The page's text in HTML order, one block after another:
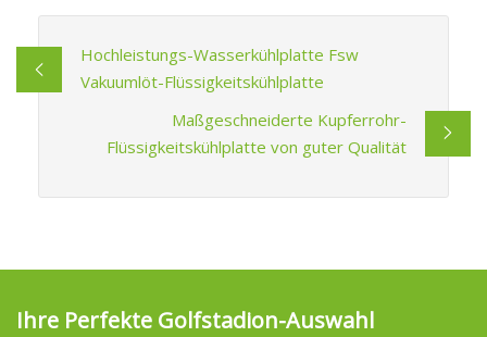
Hochleistungs-Wasserkühlplatte Fsw
Vakuumlöt-Flüssigkeitskühlplatte
Maßgeschneiderte Kupferrohr-
Flüssigkeitskühlplatte von guter Qualität
Ihre Perfekte Golfstadion-Auswahl